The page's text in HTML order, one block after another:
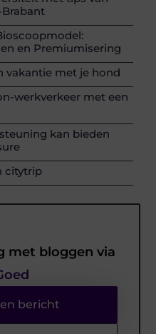
en Premiumisering
vakantie met je hond
werkverkeer met een
kan bieden
citytrip
met bloggen via
bericht